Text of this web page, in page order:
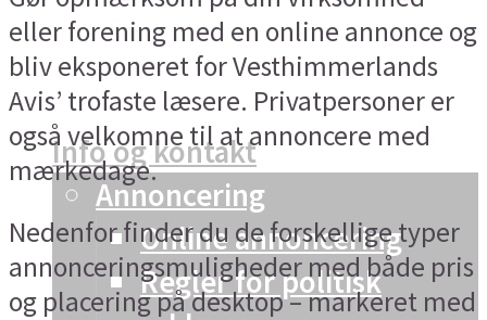
Kunst og kultur
Sport
Vesthimmerland
Info og kontakt
Annoncering
Online annoncering
Regler for politisk
eller forening med en online annonce og
bliv eksponeret for Vesthimmerlands
Avis’ trofaste læsere. Privatpersoner er
også velkomne til at annoncere med
mærkedage.
Nedenfor finder du de forskellige typer
annonceringsmuligheder med både pris
og placering på desktop – markeret med